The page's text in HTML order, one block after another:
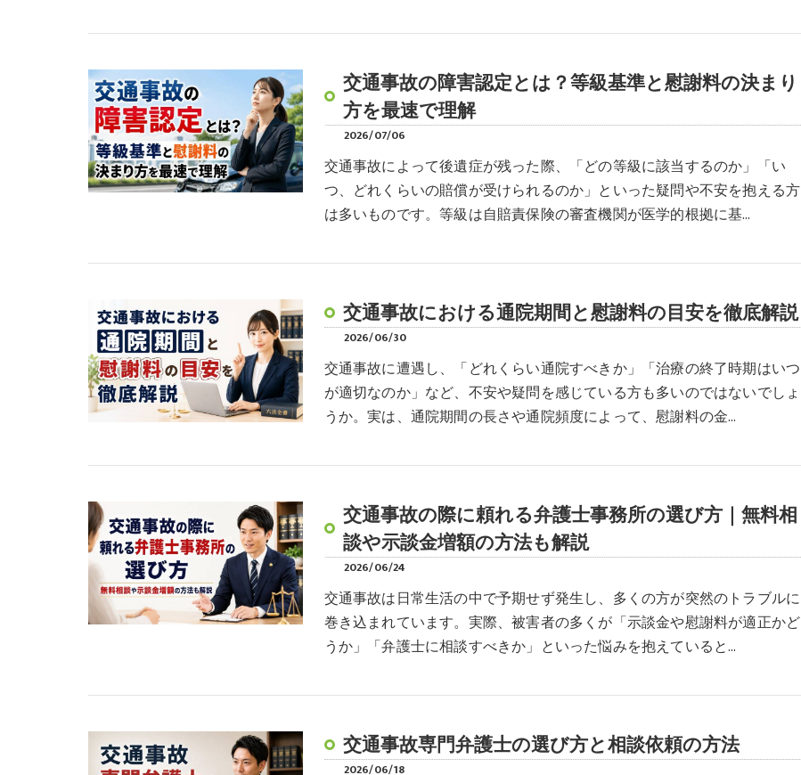
交通事故の障害認定とは？等級基準と慰謝料の決まり
方を最速で理解
2026/07/06
交通事故によって後遺症が残った際、「どの等級に該当するのか」「い
つ、どれくらいの賠償が受けられるのか」といった疑問や不安を抱える方
は多いものです。等級は自賠責保険の審査機関が医学的根拠に基…
交通事故における通院期間と慰謝料の目安を徹底解説
2026/06/30
交通事故に遭遇し、「どれくらい通院すべきか」「治療の終了時期はいつ
が適切なのか」など、不安や疑問を感じている方も多いのではないでしょ
うか。実は、通院期間の長さや通院頻度によって、慰謝料の金…
交通事故の際に頼れる弁護士事務所の選び方｜無料相
談や示談金増額の方法も解説
2026/06/24
交通事故は日常生活の中で予期せず発生し、多くの方が突然のトラブルに
巻き込まれています。実際、被害者の多くが「示談金や慰謝料が適正かど
うか」「弁護士に相談すべきか」といった悩みを抱えていると…
交通事故専門弁護士の選び方と相談依頼の方法
2026/06/18